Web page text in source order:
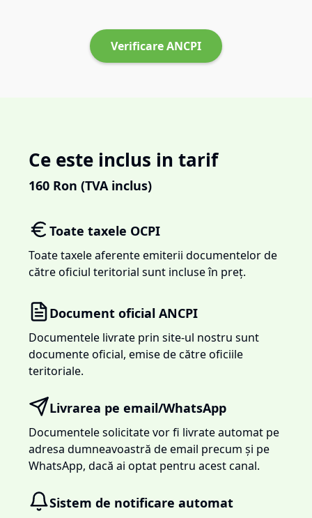
Verificare ANCPI
Ce este inclus in tarif
160 Ron (TVA inclus)
Toate taxele OCPI
Toate taxele aferente emiterii documentelor de
către oficiul teritorial sunt incluse în preț.
Document oficial ANCPI
Documentele livrate prin site-ul nostru sunt
documente oficial, emise de către oficiile
teritoriale.
Livrarea pe email/WhatsApp
Documentele solicitate vor fi livrate automat pe
adresa dumneavoastră de email precum și pe
WhatsApp, dacă ai optat pentru acest canal.
Sistem de notificare automat